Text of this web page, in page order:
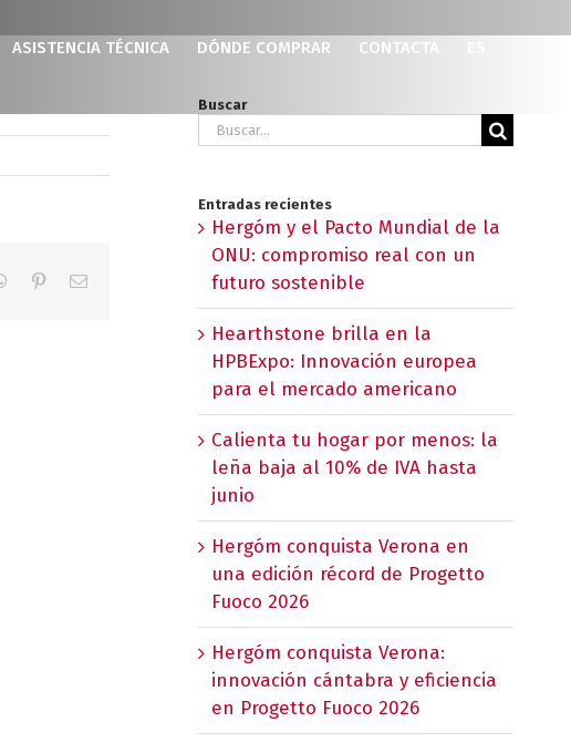
ASISTENCIA TÉCNICA DÓNDE COMPRAR CONTACTA
WhatsApp
PinterestCorreo
Buscar
Buscar:
Entradas recientes
Hergóm y el Pacto Mundial de la
ONU: compromiso real con un
futuro sostenible
Hearthstone brilla en la
HPBExpo: Innovación europea
para el mercado americano
Calienta tu hogar por menos: la
leña baja al 10% de IVA hasta
junio
Hergóm conquista Verona en
una edición récord de Progetto
Fuoco 2026
Hergóm conquista Verona:
innovación cántabra y eficiencia
en Progetto Fuoco 2026